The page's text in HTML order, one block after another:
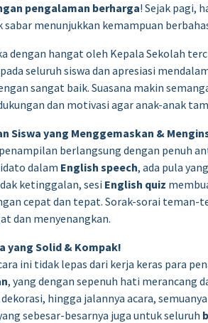
pengalaman berharga! Sejak pagi,
sabar menunjukkan kemampuan
dengan hangat oleh Kepala Sekolah
seluruh siswa dan apresiasi
sangat baik. Suasana makin
dan motivasi agar anak-anak
Siswa yang Menggemaskan &
berlangsung dengan penuh
dalam English speech, ada pula
ketinggalan, sesi English quiz
cepat dan tepat. Sorak-sorai
dan menyenangkan.
yang Solid & Kompak!
ini tidak lepas dari kerja keras para
, yang dengan sepenuh hati merancang
hingga jalannya acara,
sebesar-besarnya juga untuk seluruh